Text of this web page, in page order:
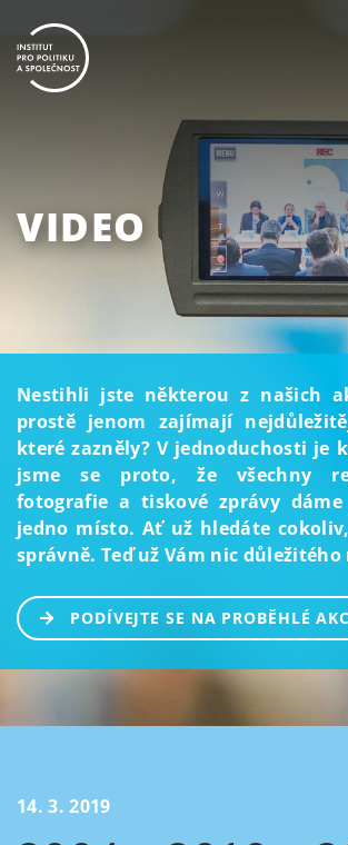
VIDEO
Nestihli jste některou z našich
prostě jenom zajímají
které zazněly? V jednoduchosti je
jsme se proto, že všechny
fotografie a tiskové zprávy
jedno místo. Ať už hledáte
správně. Teď už Vám nic důležitého
PODÍVEJTE SE NA PROBĚHLÉ
14. 3. 2019